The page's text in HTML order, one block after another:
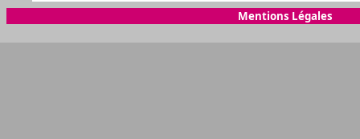
Mentions Légales